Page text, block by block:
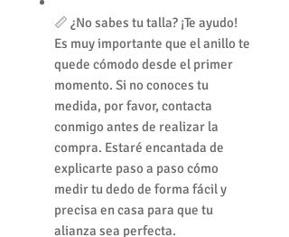
📏 ¿No sabes tu talla? ¡Te ayudo!
Es muy importante que el anillo te
quede cómodo desde el primer
momento. Si no conoces tu
medida, por favor, contacta
conmigo antes de realizar la
compra. Estaré encantada de
explicarte paso a paso cómo
medir tu dedo de forma fácil y
precisa en casa para que tu
alianza sea perfecta.